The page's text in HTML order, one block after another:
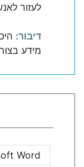
לעזור
דיבור:
מידע
Word